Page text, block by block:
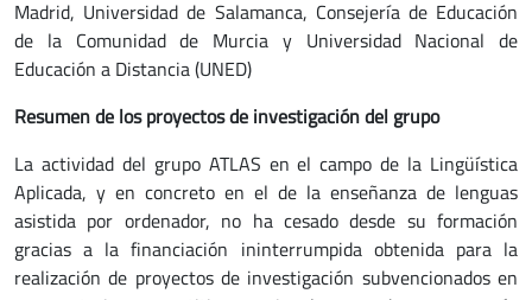
Madrid, Universidad de Salamanca, Consejería de Educación
de la Comunidad de Murcia y Universidad Nacional de
Educación a Distancia (UNED)
Resumen de los proyectos de investigación del grupo
La actividad del grupo ATLAS en el campo de la Lingüística
Aplicada, y en concreto en el de la enseñanza de lenguas
asistida por ordenador, no ha cesado desde su formación
gracias a la financiación ininterrumpida obtenida para la
realización de proyectos de investigación subvencionados en